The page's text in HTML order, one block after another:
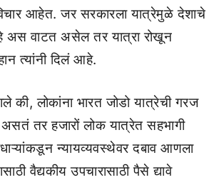
आहेत. जर सरकारला यात्रेमुळे देशाचे
वाटत असेल तर यात्रा रोखून
त्यांनी दिलं आहे.
की, लोकांना भारत जोडो यात्रेची गरज
तर हजारों लोक यात्रेत सहभागी
न्यायव्यवस्थेवर दबाव आणला
वैद्यकीय उपचारासाठी पैसे द्यावे